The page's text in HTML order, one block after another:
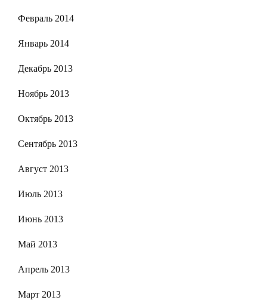
Февраль 2014
Январь 2014
Декабрь 2013
Ноябрь 2013
Октябрь 2013
Сентябрь 2013
Август 2013
Июль 2013
Июнь 2013
Май 2013
Апрель 2013
Март 2013